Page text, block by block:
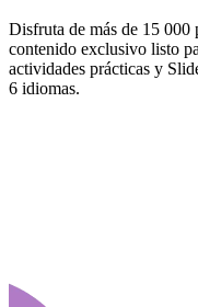
Disfruta de más de 15 000
contenido exclusivo listo
actividades prácticas y
6 idiomas.